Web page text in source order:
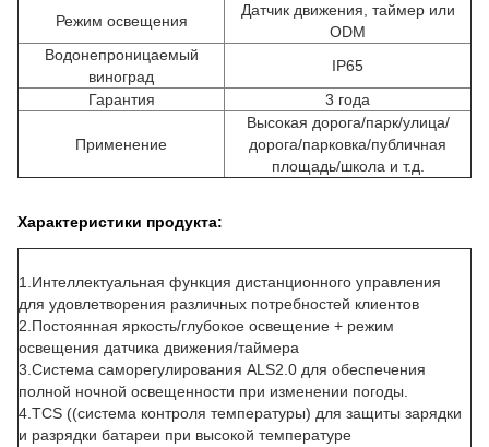
Режим освещения
Датчик движения, таймер или
ODM
Водонепроницаемый
виноград
IP65
Гарантия
3 года
Применение
Высокая дорога/парк/улица/
дорога/парковка/публичная
площадь/школа и т.д.
Характеристики продукта:
1. Интеллектуальная функция дистанционного управления
для удовлетворения различных потребностей клиентов
2. Постоянная яркость/глубокое освещение + режим
освещения датчика движения/таймера
3. Система саморегулирования ALS2.0 для обеспечения
полной ночной освещенности при изменении погоды
4. TCS ((система контроля температуры) для защиты зарядки
и разрядки батареи при высокой температуре